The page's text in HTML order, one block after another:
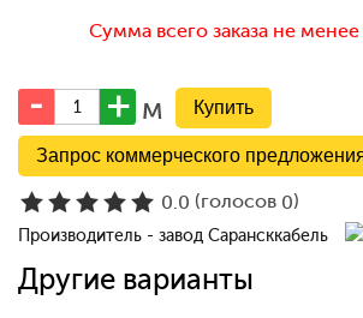
Сумма всего заказа не
м
Запрос коммерческого
0.0 (голосов 0)
Производитель - завод Сарансккабель
Другие варианты